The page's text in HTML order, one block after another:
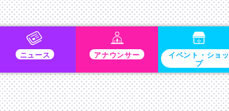
ニュース アナウンサー イベント・ショッ
プ